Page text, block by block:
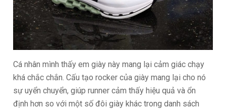
Cá nhân mình thấy em giày này mang lại cảm giác chạy
khá chắc chắn. Cấu tạo rocker của giày mang lại cho nó
sự uyển chuyển, giúp runner cảm thấy hiệu quả và ổn
định hơn so với một số đôi giày khác trong danh sách